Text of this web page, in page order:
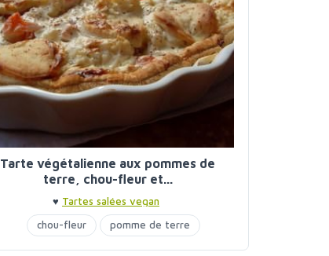
Tarte végétalienne aux pommes de
terre, chou-fleur et...
♥ Tartes salées vegan
chou-fleur
pomme de terre